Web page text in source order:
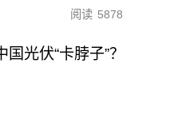
阅读 5878
光伏“卡脖子”？